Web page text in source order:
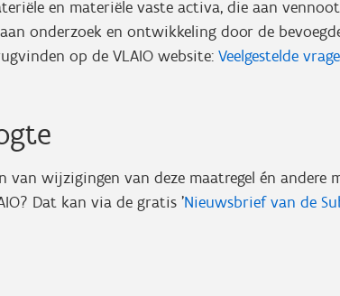
en materiële vaste activa, die aan
onderzoek en ontwikkeling door de
op de VLAIO website: Veelgestelde
wijzigingen van deze maatregel én andere
Dat kan via de gratis 'Nieuwsbrief van de